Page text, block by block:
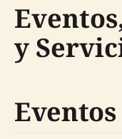
y
Eventos